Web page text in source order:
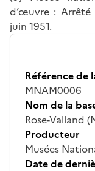
d’œuvre : Arrêté
juin 1951.
Référence de
MNAM0006
Nom de la
Rose-Valland
Producteur
Musées
Date de